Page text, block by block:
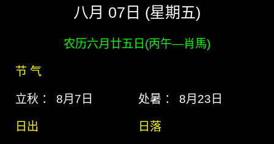
八月 07日 (星期五)
农历六月廿五日(丙午―肖馬)
节 气
立秋 ： 8月7日 处暑 ： 8月23日
日出
日落